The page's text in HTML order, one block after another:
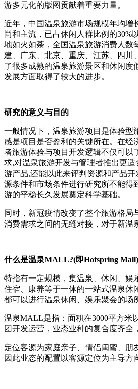
游多元化的版图贡献着重要力量。
近年，中国温泉旅游市场规模年均增
尚和主流，已占休闲人群比例的30%
地如火如荼，全国温泉旅游消费人数
建、广东、北京、重庆、江苏、四川
了很多成熟的温泉旅游景区和休闲度
发展方面取得了较大的进步。
研究的意义与目的
一般情况下，温泉旅游项目是体验型
感是项目是否盈利的关键所在。在经
者旅游体验与项目开发逻辑不仅可以
求,对温泉旅游开发与管理者推出更
游产品,还能以此来评判资源和产品
源条件和市场条件进行研究所不能得
游的平稳长久发展奠定科学基础。
同时，新冠疫情改变了整个旅游格局
消费需求之间的无缝对接，对于新温
什么是温泉MALL?(即Hotspring Mall)
特指有一定规模，集温泉、休闲、娱
住宿、康养等于一体的一站式温泉休
都可以进行温泉休闲、娱乐聚会的场
温泉MALL是指：面积在3000平方米
团开发运营，业态业种的复合度齐全
定位客源为家庭亲子、情侣闺蜜、
因此业态的配置以客源定位为主导方